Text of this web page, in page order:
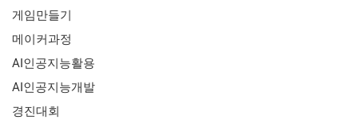
게임만들기
메이커과정
AI인공지능활용
AI인공지능개발
경진대회